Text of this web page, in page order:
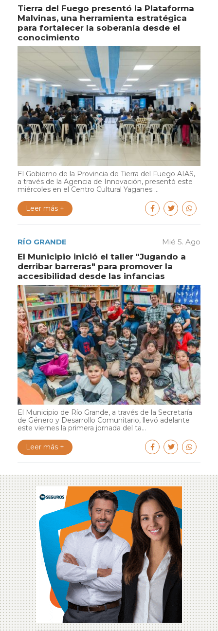
Tierra del Fuego presentó la Plataforma
Malvinas, una herramienta estratégica
para fortalecer la soberanía desde el
conocimiento
El Gobierno de la Provincia de Tierra del Fuego AIAS,
a través de la Agencia de Innovación, presentó este
miércoles en el Centro Cultural Yaganes ...
Leer más +
RÍO GRANDE Mié 5. Ago
El Municipio inició el taller "Jugando a
derribar barreras" para promover la
accesibilidad desde las infancias
El Municipio de Río Grande, a través de la Secretaría
de Género y Desarrollo Comunitario, llevó adelante
este viernes la primera jornada del ta...
Leer más +